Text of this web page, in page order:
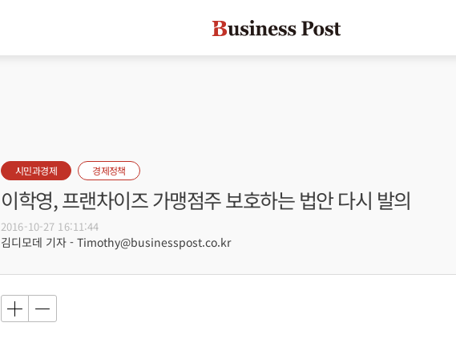
시민과경제 경제정책
이학영, 프랜차이즈 가맹점주 보호하는 법안 다시 발의
2016-10-27 16:11:44
김디모데 기자 - Timothy@businesspost.co.kr